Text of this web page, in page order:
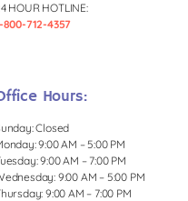
HOUR HOTLINE:
800-712-4357
Hours:
Closed
9:00 AM – 5:00 PM
9:00 AM – 7:00 PM
9:00 AM – 5:00 PM
9:00 AM – 7:00 PM